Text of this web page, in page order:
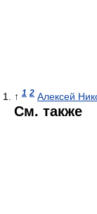
↑ 1 2 Алексей
См. также